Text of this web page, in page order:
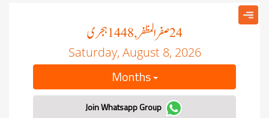
24صفر المظفر, 1448 ہجری
Saturday, August 8, 2026
Months
Join Whatsapp Group